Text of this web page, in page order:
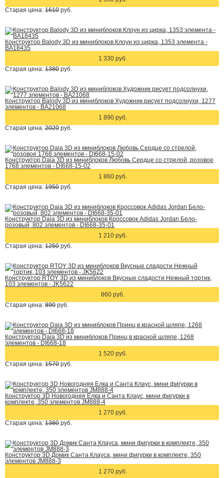
Старая цена: 1610 руб.
Конструктор Balody 3D из миниблоков Клоун из цирка, 1353 элемента -
BA18435
1 330 руб.
Старая цена: 1380 руб.
Конструктор Balody 3D из миниблоков Художник рисует подсолнухи, 1277
элементов - BA21068
1 890 руб.
Старая цена: 2020 руб.
Конструктор Daia 3D из миниблоков Любовь Сердце со стрелой, розовое
1768 элементов - DI668-15-02
1 860 руб.
Старая цена: 1950 руб.
Конструктор Daia 3D из миниблоков Кроссовок Adidas Jordan Бело-
розовый, 802 элементов - DI668-35-01
1 210 руб.
Старая цена: 1250 руб.
Конструктор RTOY 3D из миниблоков Вкусные сладости Нежный тортик,
103 элементов - JK5622
860 руб.
Старая цена: 890 руб.
Конструктор Daia 3D из миниблоков Принц в красной шляпе, 1268
элементов - DI668-18
1 520 руб.
Старая цена: 1570 руб.
Конструктор 3D Новогодняя Елка и Санта Клаус, мини фигурки в
комплекте, 350 элементов JM888-4
1 270 руб.
Старая цена: 1380 руб.
Конструктор 3D Домик Санта Клауса, мини фигурки в комплекте, 350
элементов JM888-3
1 270 руб.